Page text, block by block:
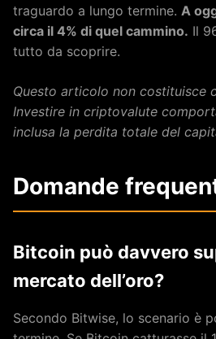
traguardo a lungo termine. A
circa il 4% di quel cammino. Il
tutto da scoprire.
Questo articolo non costituisce
Investire in criptovalute
inclusa la perdita totale del
Domande
Bitcoin può davvero
mercato dell’oro?
Secondo Bitwise, lo scenario è